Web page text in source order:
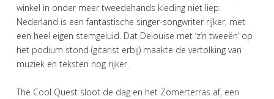
winkel in onder meer tweedehands kleding niet liep:
Nederland is een fantastische singer-songwriter rijker, met
een heel eigen stemgeluid. Dat Delouise met ‘z’n tweeën’ op
het podium stond (gitarist erbij) maakte de vertolking van
muziek en teksten nog rijker.
The Cool Quest sloot de dag en het Zomerterras af, een